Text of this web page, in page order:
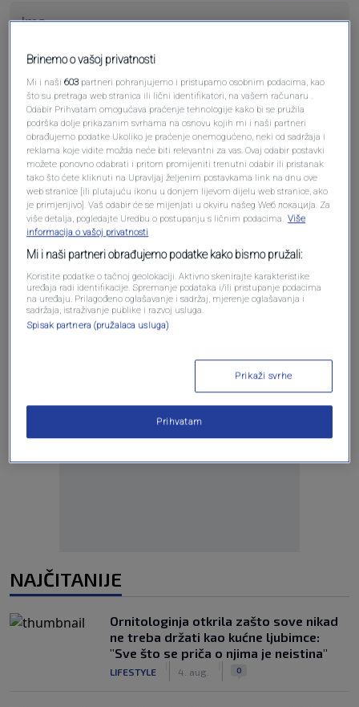
Pošalji komentar
Oglas
NAJČITANIJE
Ornitologinja otkrila zašto sove nikad
ne treba držati kao kućne ljubimce:
"Sve što se priča o njima je neistina"
LIFESTYLE 4. aug. 0
Brinemo o vašoj privatnosti
Mi i naši603 partneri pohranjujemo i pristupamo osobnim podacima, kao
što su pretraga web stranica ili lični identifikatori, na vašem računaru .
Odabir Prihvatam omogućava praćenje tehnologije kako bi se pružila
podrška dolje prikazanim svrhama na osnovu kojih mi i naši partneri
obrađujemo podatke Ukoliko je praćenje onemogućeno, neki od sadržaja i
reklama koje vidite možda neće biti relevantni za vas. Ovaj odabir postavki
možete ponovno odabrati i pritom promijeniti trenutni odabir ili pristanak
tako što ćete kliknuti na Upravljaj željenim postavkama link na dnu ove
web stranice [ili plutajuću ikonu u donjem lijevom dijelu web stranice, ako
je primjenjivo]. Vaš odabir će se mijenjati u okviru našeg Wеб локација. Za
više detalja, pogledajte Uredbu o postupanju s ličnim podacima. Više
informacija o vašoj privatnosti
Mi i naši partneri obrađujemo podatke kako bismo pružali:
Koristite podatke o tačnoj geolokaciji. Aktivno skenirajte karakteristike
uređaja radi identifikacije. Spremanje podataka i/ili pristupanje podacima
na uređaju. Prilagođeno oglašavanje i sadržaj, mjerenje oglašavanja i
sadržaja, istraživanje publike i razvoj usluga.
Spisak partnera (pružalaca usluga)
Prikaži svrhe
Prihvatam